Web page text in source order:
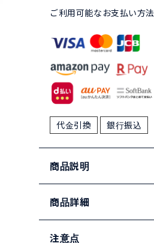
ご利用可能なお支払い方法
代金引換 銀行振込
商品説明
商品詳細
注意点